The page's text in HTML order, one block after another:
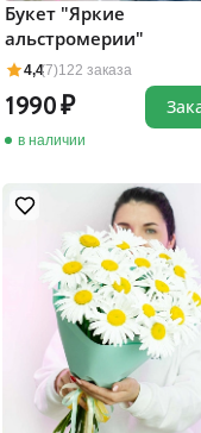
4,4(7)122 заказа
Букет "Яркие
альстромерии"
1990
в наличии